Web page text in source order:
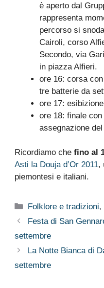
è aperto dal
rappresenta
percorso si
Cairoli, corso
Secondo, via
in piazza Alfieri.
ore 16: corsa
tre batterie da
ore 17:
ore 18: finale
assegnazione
Ricordiamo che fino al
Asti la Douja d’Or 2011,
piemontesi e italiani.
Categorie
Folklore e tradizioni,
Festa di San
settembre
La Notte Bianca di
settembre